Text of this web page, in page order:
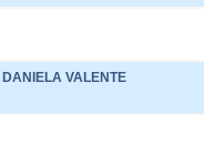
VALENTE